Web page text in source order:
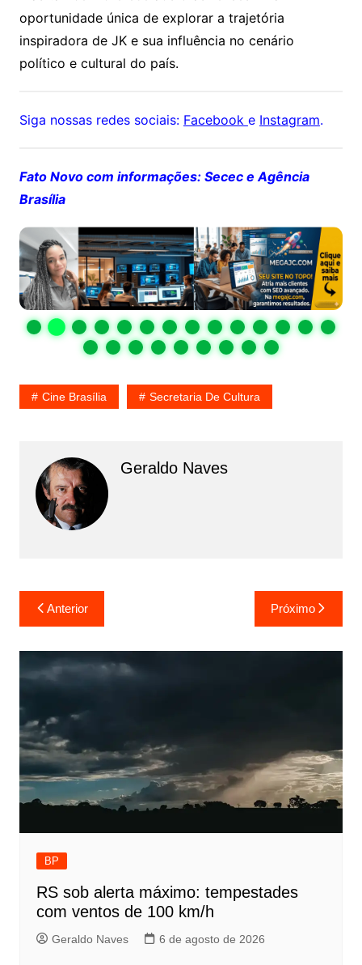
oportunidade única de explorar a trajetória
inspiradora de JK e sua influência no cenário
político e cultural do país.
Siga nossas redes sociais: Facebook e Instagram.
Fato Novo com informações: Secec e Agência
Brasília
Cine Brasília Secretaria De Cultura
Geraldo Naves
Navegação
de
Post
Anterior Próximo
BP
RS sob alerta máximo: tempestades
com ventos de 100 km/h
Geraldo Naves 6 de agosto de 2026